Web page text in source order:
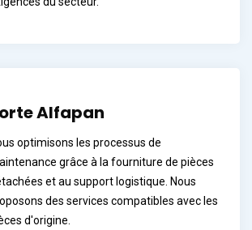
Alfapan
optimisons les processus de
grâce à la fourniture de pièces
et au support logistique. Nous
des services compatibles avec les
d'origine.